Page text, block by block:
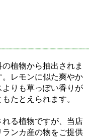
植物から抽出されま
レモンに似た爽やか
りも草っぽい香りが
たとえられます。
る植物ですが、当店
ンカ産の物をご提供